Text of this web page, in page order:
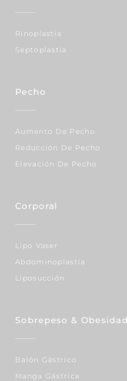
Rinoplastia
Septoplastia
Pecho
Aumento De Pecho
Reducción De Pecho
Elevación De Pecho
Corporal
Lipo Vaser
Abdominoplastia
Liposucción
Sobrepeso & Obesidad
Balón Gástrico
Manga Gástrica